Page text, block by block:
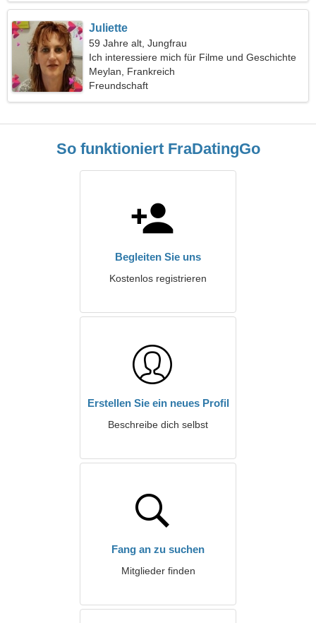
Juliette
59 Jahre alt, Jungfrau
Ich interessiere mich für Filme und Geschichte
Meylan, Frankreich
Freundschaft
So funktioniert FraDatingGo
Begleiten Sie uns
Kostenlos registrieren
Erstellen Sie ein neues Profil
Beschreibe dich selbst
Fang an zu suchen
Mitglieder finden